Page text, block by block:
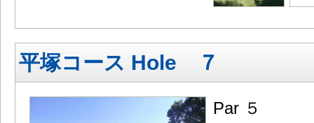
平塚コース Hole ７
Par ５